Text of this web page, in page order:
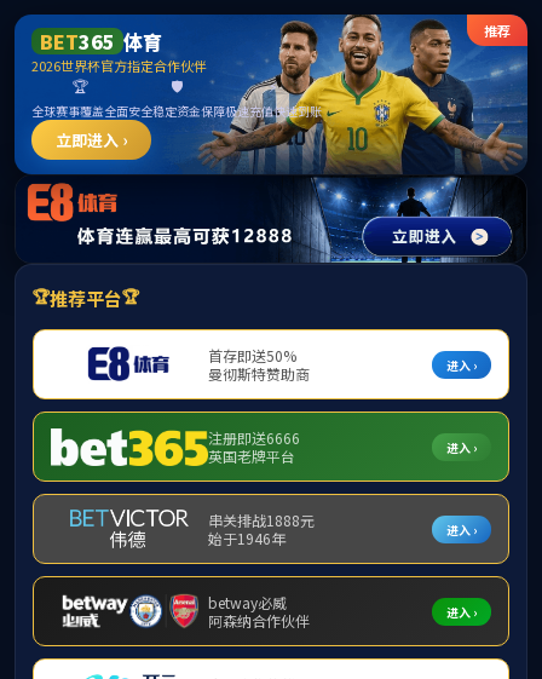
中国·必威(bw·西汉姆联)有限公司-Official
website
提示：访问地址无效，ljyld/http:/xgdt找不到对应的栏目！
首页 关闭此页